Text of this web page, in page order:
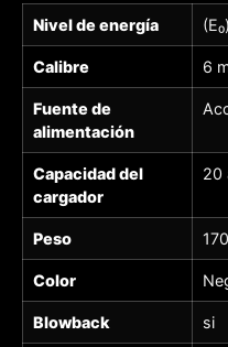
Nivel de energía
Calibre 6
Fuente de
alimentación
Capacidad del
cargador
20
Peso
Color
Blowback si